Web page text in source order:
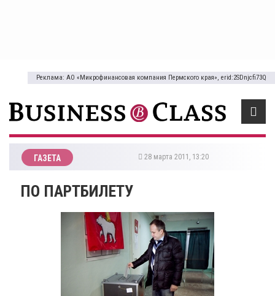
Реклама: АО «Микрофинансовая компания Пермского края», erid:2SDnjcfi73Q
ГАЗЕТА 28 марта 2011, 13:20
ПО ПАРТБИЛЕТУ